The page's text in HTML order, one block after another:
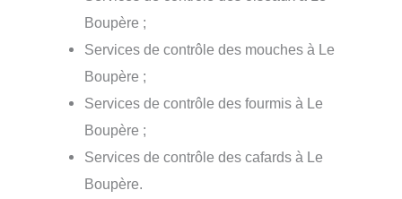
Boupère ;
Services de contrôle des mouches à Le
Boupère ;
Services de contrôle des fourmis à Le
Boupère ;
Services de contrôle des cafards à Le
Boupère.